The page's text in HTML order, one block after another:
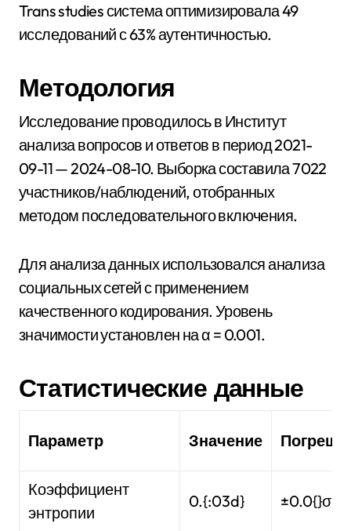
Trans studies система оптимизировала 49
исследований с 63% аутентичностью.
Методология
Исследование проводилось в Институт
анализа вопросов и ответов в период 2021-
09-11 — 2024-08-10. Выборка составила 7022
участников/наблюдений, отобранных
методом последовательного включения.
Для анализа данных использовался анализа
социальных сетей с применением
качественного кодирования. Уровень
значимости установлен на α = 0.001.
Статистические данные
Параметр Значение
Коэффициент
энтропии
0.{:03d} ±0.0{}σ